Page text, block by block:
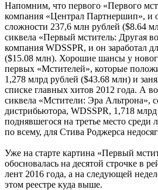
Напомним, что первого «Первого
компания «Централ Партнершип», и
сложности 237,6 млн рублей ($8.64
сиквела «Первый мститель: Другая
компания WDSSPR, и он заработал
($15.08 млн). Хорошие шансы у
первых «Мстителей», которые
1,278 млрд рублей ($43.68 млн) и
списке главных хитов 2012 года. А
сиквела «Мстители: Эра Альтрона»,
дистрибьютора, WDSSPR, 1,718
поднявшегося на третье место среди
по всему, для Стива Роджерса
Уже на старте картина «Первый
обосновалась на десятой строчке в
лент 2016 года, а на следующей
этом реестре куда выше.